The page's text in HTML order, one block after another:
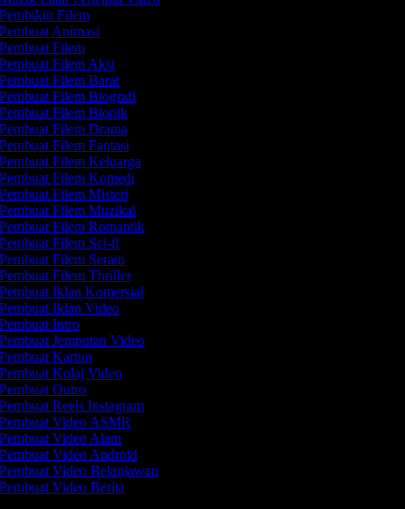
Filem
Animasi
Filem
Filem Aksi
Filem Barat
Filem Biografi
Filem Biopik
Filem Drama
Filem Fantasi
Filem Keluarga
Filem Komedi
Filem Misteri
Filem Muzikal
Filem Romantik
Filem Sci-fi
Filem Seram
Filem Thriller
Iklan Komersial
Iklan Video
Intro
Jemputan Video
Kartun
Kolaj Video
Outro
Reels Instagram
Video ASMR
Video Alam
Video Android
Video Belanjawan
Video Berita